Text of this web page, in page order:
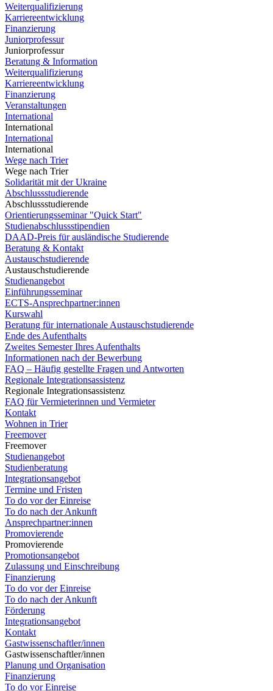
Weiterqualifizierung
Karriereentwicklung
Finanzierung
Juniorprofessur
Juniorprofessur
Beratung & Information
Weiterqualifizierung
Karriereentwicklung
Finanzierung
Veranstaltungen
International
International
International
International
Wege nach Trier
Wege nach Trier
Solidarität mit der Ukraine
Abschlussstudierende
Abschlussstudierende
Orientierungsseminar "Quick Start"
Studienabschlussstipendien
DAAD-Preis für ausländische Studierende
Beratung & Kontakt
Austauschstudierende
Austauschstudierende
Studienangebot
Einführungsseminar
ECTS-Ansprechpartner:innen
Kurswahl
Beratung für internationale Austauschstudierende
Ende des Aufenthalts
Zweites Semester Ihres Aufenthalts
Informationen nach der Bewerbung
FAQ – Häufig gestellte Fragen und Antworten
Regionale Integrationsassistenz
Regionale Integrationsassistenz
FAQ für Vermieterinnen und Vermieter
Kontakt
Wohnen in Trier
Freemover
Freemover
Studienangebot
Studienberatung
Integrationsangebot
Termine und Fristen
To do vor der Einreise
To do nach der Ankunft
Ansprechpartner:innen
Promovierende
Promovierende
Promotionsangebot
Zulassung und Einschreibung
Finanzierung
To do vor der Einreise
To do nach der Ankunft
Förderung
Integrationsangebot
Kontakt
Gastwissenschaftler/innen
Gastwissenschaftler/innen
Planung und Organisation
Finanzierung
To do vor Einreise